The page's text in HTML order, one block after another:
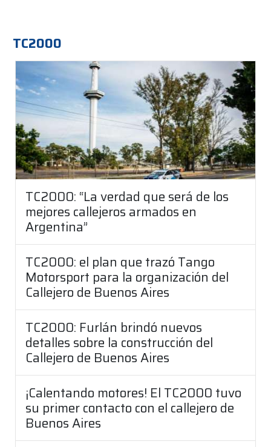
TC2000
TC2000: “La verdad que será de los
mejores callejeros armados en
Argentina”
TC2000: el plan que trazó Tango
Motorsport para la organización del
Callejero de Buenos Aires
TC2000: Furlán brindó nuevos
detalles sobre la construcción del
Callejero de Buenos Aires
¡Calentando motores! El TC2000 tuvo
su primer contacto con el callejero de
Buenos Aires